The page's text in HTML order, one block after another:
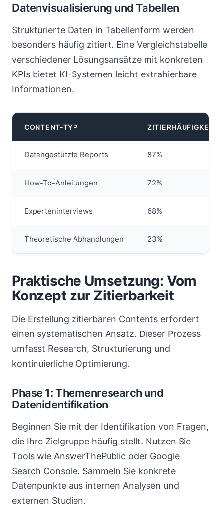
Datenvisualisierung und Tabellen
Strukturierte Daten in Tabellenform werden
besonders häufig zitiert. Eine Vergleichstabelle
verschiedener Lösungsansätze mit konkreten
KPIs bietet KI-Systemen leicht extrahierbare
Informationen.
CONTENT-TYP ZITIERHÄUFIGKEIT
Datengestützte Reports 87%
How-To-Anleitungen 72%
Experteninterviews 68%
Theoretische Abhandlungen 23%
Praktische Umsetzung: Vom
Konzept zur Zitierbarkeit
Die Erstellung zitierbaren Contents erfordert
einen systematischen Ansatz. Dieser Prozess
umfasst Research, Strukturierung und
kontinuierliche Optimierung.
Phase 1: Themenresearch und
Datenidentifikation
Beginnen Sie mit der Identifikation von Fragen,
die Ihre Zielgruppe häufig stellt. Nutzen Sie
Tools wie AnswerThePublic oder Google
Search Console. Sammeln Sie konkrete
Datenpunkte aus internen Analysen und
externen Studien.